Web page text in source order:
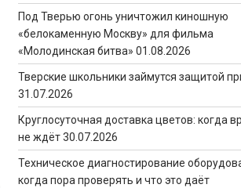
Под Тверью огонь уничтожил киношную
«белокаменную Москву» для фильма
«Молодинская битва» 01.08.2026
Тверские школьники займутся защитой
31.07.2026
Круглосуточная доставка цветов: когда
не ждёт 30.07.2026
Техническое диагностирование
когда пора проверять и что это даёт